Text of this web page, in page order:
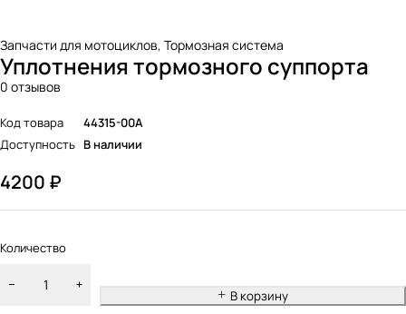
Запчасти для мотоциклов, Тормозная система
Уплотнения тормозного суппорта
0 отзывов
Код товара
44315-00A
Доступность В наличии
4200 ₽
Количество
В корзину